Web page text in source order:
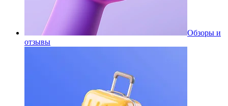
Обзоры и
отзывы